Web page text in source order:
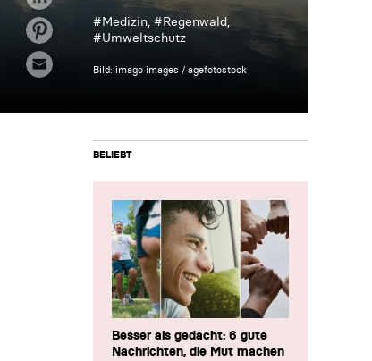
#Medizin, #Regenwald,
#Umweltschutz
Bild: imago images / agefotostock
BELIEBT
Besser als gedacht: 6 gute
Nachrichten, die Mut machen